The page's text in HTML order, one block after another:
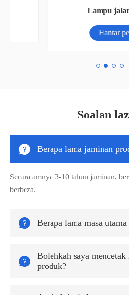
Lampu jalan
Hantar
Soalan
 Berapa lama jaminan
Secara amnya 3-10 tahun jaminan,
berbeza.
 Berapa lama masa

Bolehkah saya mencetak
produk?